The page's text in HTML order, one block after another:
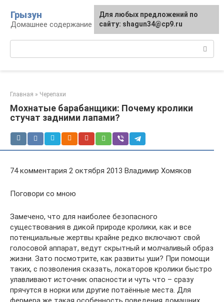
контенту
Грызун
Домашнее содержание грызунов
Главная » Черепахи
Мохнатые барабанщики: Почему кролики
стучат задними лапами?
74 комментария 2 октября 2013 Владимир Хомяков
Погово­ри со мною
Замечено, что для наиболее безопасного
существования в дикой природе кролики, как и все
потенциальные жертвы крайне редко включают свой
голосовой аппарат, ведут скрытный и молчаливый образ
жизни. Зато посмотрите, как развиты уши? При помощи
таких, с позволения сказать, локаторов кролики быстро
улавливают источник опасности и чуть что – сразу
прячутся в норки или другие потаённые места. Для
Для любых предложений по
сайту: shagun34@cp9.ru